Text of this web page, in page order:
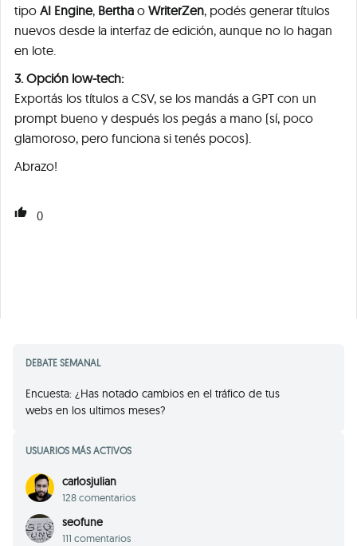
tipo AI Engine, Bertha o WriterZen, podés generar títulos
nuevos desde la interfaz de edición, aunque no lo hagan
en lote.
3. Opción low-tech:
Exportás los títulos a CSV, se los mandás a GPT con un
prompt bueno y después los pegás a mano (sí, poco
glamoroso, pero funciona si tenés pocos).
Abrazo!
0
DEBATE SEMANAL
Encuesta: ¿Has notado cambios en el tráfico de tus
webs en los ultimos meses?
USUARIOS MÁS ACTIVOS
carlosjulian
128 comentarios
seofune
111 comentarios